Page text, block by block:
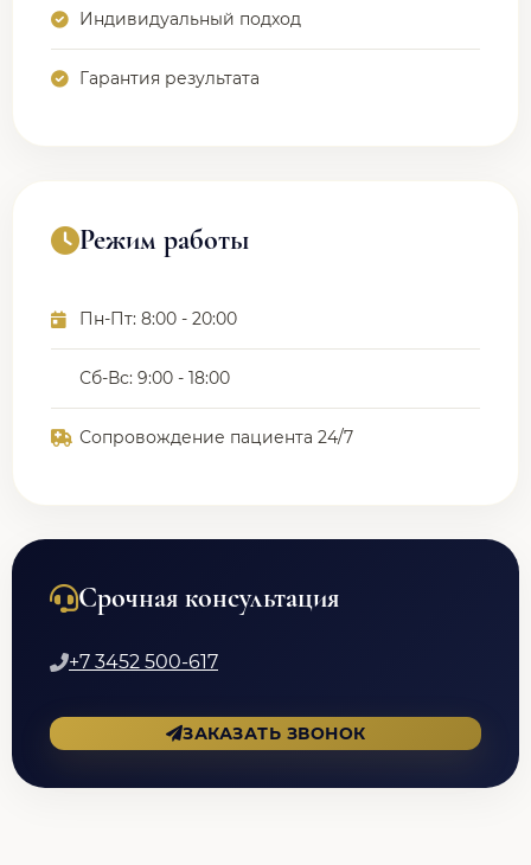
Индивидуальный подход
Гарантия результата
Режим работы
Пн-Пт: 8:00 - 20:00
Сб-Вс: 9:00 - 18:00
Сопровождение пациента 24/7
Срочная консультация
+7 3452 500-617
ЗАКАЗАТЬ ЗВОНОК